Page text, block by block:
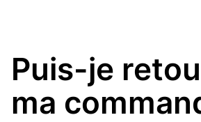
Puis-je
ma